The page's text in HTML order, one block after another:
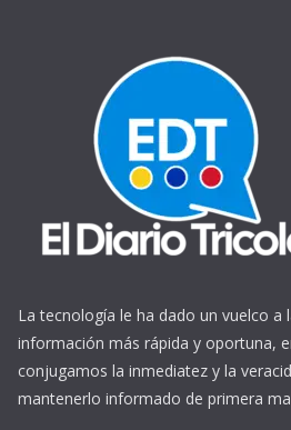
La tecnología le ha dado un vuelco a
información más rápida y oportuna,
conjugamos la inmediatez y la
mantenerlo informado de primera